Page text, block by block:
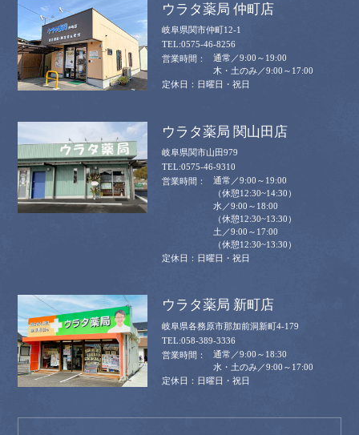
ウラタ薬局 仲町店
岐阜県関市仲町12-1
0575-46-8256
通常／9:00～19:00
木・土のみ／9:00～17:00
日曜日・祝日
ウラタ薬局 関山田店
岐阜県関市山田979
0575-46-9310
通常／9:00～19:00
（休憩12:30~14:30）
水／9:00～18:00
（休憩12:30~13:30）
土／9:00～17:00
（休憩12:30~13:30）
日曜日・祝日
ウラタ薬局 新町店
岐阜県各務原市那加前洞新町4-179
058-389-3336
通常／9:00～18:30
水・土のみ／9:00～17:00
日曜日・祝日